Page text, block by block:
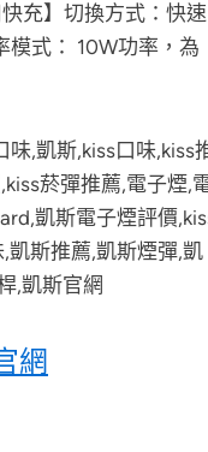
充】切換方式：快速
式： 10W功率，為
網